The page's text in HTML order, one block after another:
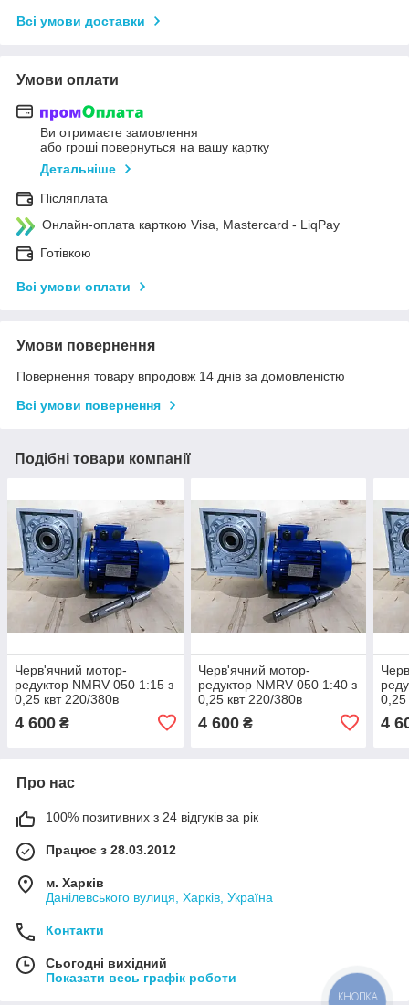
Всі умови доставки
Умови оплати
Ви отримаєте замовлення
або гроші повернуться на вашу картку
Детальніше
Післяплата
Онлайн-оплата карткою Visa, Mastercard - LiqPay
Готівкою
Всі умови оплати
Умови повернення
Повернення товару впродовж 14 днів за домовленістю
Всі умови повернення
Подібні товари компанії
Черв'ячний мотор-
редуктор NMRV 050 1:15 з
0,25 квт 220/380в
4 600 ₴
Черв'ячний мотор-
редуктор NMRV 050 1:40 з
0,25 квт 220/380в
4 600₴
0,25
4
Про нас
100% позитивних з 24 відгуків за рік
Працює з 28.03.2012
м. Харків
Данілевського вулиця, Харків, Україна
Контакти
Сьогодні вихідний
Показати весь графік роботи
КНОПКА